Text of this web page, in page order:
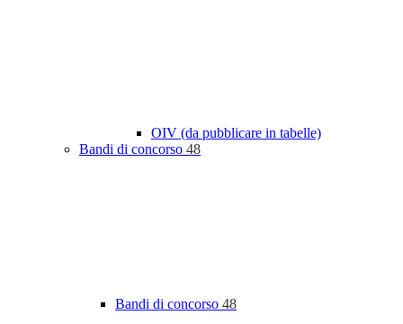
OIV (da pubblicare in tabelle)
Bandi di concorso 48
Bandi di concorso 48